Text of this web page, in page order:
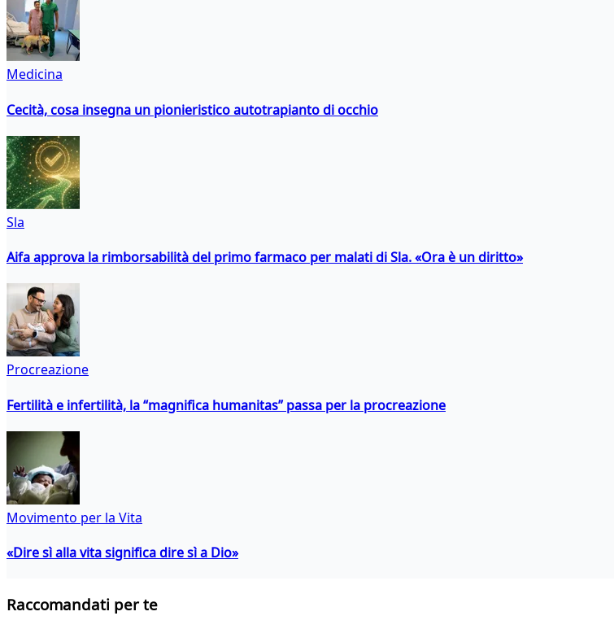
Medicina
Cecità, cosa insegna un pionieristico autotrapianto di occhio
Sla
Aifa approva la rimborsabilità del primo farmaco per malati di Sla. «Ora è un diritto»
Procreazione
Fertilità e infertilità, la “magnifica humanitas” passa per la procreazione
Movimento per la Vita
«Dire sì alla vita significa dire sì a Dio»
Raccomandati per te